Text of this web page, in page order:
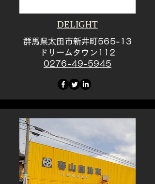
DELIGHT
群馬県太田市新井町565-13
ドリームタウン112
0276-49-5945